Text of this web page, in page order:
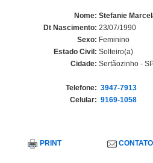
Nome: Stefanie
Dt Nascimento: 23/07/1990
Sexo: Feminino
Estado Civil: Solteiro(a)
Cidade: Sertãozinho -
Telefone: 3947-7913
Celular: 9169-1058
PRINT